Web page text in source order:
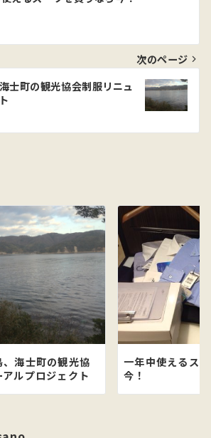
次のページ
士町の観光協会制服リニュ
海士町の観光協
ルプロジェクト
一年中使えるス
今！